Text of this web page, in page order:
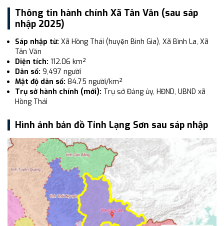
Thông tin hành chính Xã Tân Văn (sau sáp
nhập 2025)
Sáp nhập từ: Xã Hồng Thái (huyện Bình Gia), Xã Bình La, Xã
Tân Văn
Diện tích: 112.06 km²
Dân số: 9,497 người
Mật độ dân số: 84.75 người/km²
Trụ sở hành chính (mới): Trụ sở Đảng ủy, HĐND, UBND xã
Hồng Thái
Hình ảnh bản đồ Tỉnh Lạng Sơn sau sáp nhập